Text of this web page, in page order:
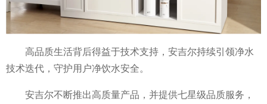
高品质生活背后得益于技术支持，安吉尔持续引领净水
技术迭代，守护用户净饮水安全。
安吉尔不断推出高质量产品，并提供七星级品质服务，